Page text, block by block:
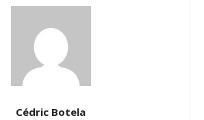
Cédric Botela